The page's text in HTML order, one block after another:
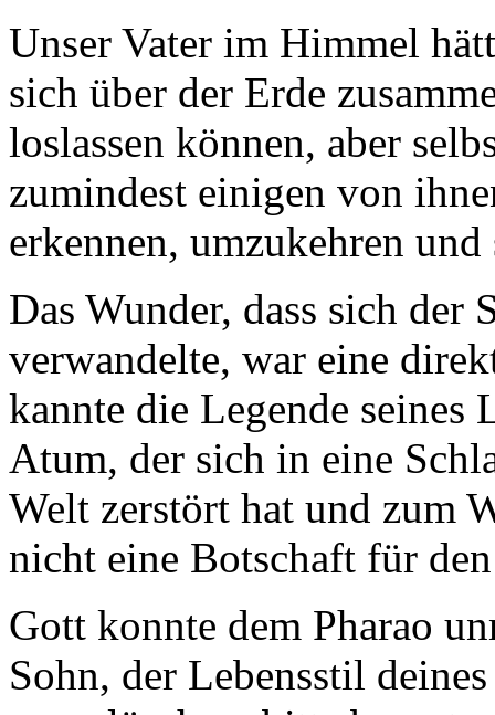
Unser Vater im Himmel
sich über der Erde
loslassen können, aber
zumindest einigen von
erkennen, umzukehren
Das Wunder, dass sich der
verwandelte, war eine
kannte die Legende seines
Atum, der sich in eine
Welt zerstört hat und zum
nicht eine Botschaft für
Gott konnte dem Pharao
Sohn, der Lebensstil